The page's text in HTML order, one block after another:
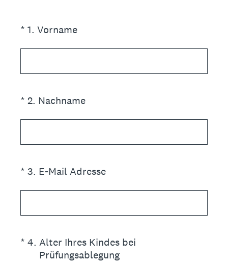
* 1. Vorname
(Erforderlich.)
* 2. Nachname
(Erforderlich.)
* 3. E-Mail Adresse
(Erforderlich.)
* 4. Alter Ihres Kindes bei
Prüfungsablegung
(Erforderlich.)